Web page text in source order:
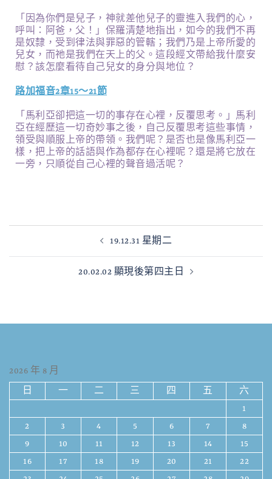
「因為你們是兒子，神就差他兒子的靈進入我們的心，
呼叫：阿爸，父！」保羅清楚地指出，如今的我們不再
是奴隸，受到律法與罪惡的管轄；我們乃是上帝所愛的
兒女，而祂是我們在天上的父。這段經文帶給我什麼安
慰？該怎麼看待自己兒女的身分與地位？
路加福音2章15～21節
「馬利亞卻把這一切的事存在心裡，反覆思考。」馬利
亞在經歷這一切奇妙事之後，自己反覆思考這些事情，
領受與順服上帝的帶領。我們呢？是否也是像馬利亞一
樣，把上帝的話語與作為都存在心裡呢？還是將它放在
一旁，只順從自己心裡的聲音過活呢？
19.12.31 星期二
20.02.02 顯現後第四主日
2026 年 8 月
日 一 二 三 四 五
六
1
2
3 4 5 6 7
8
9
10 11 12 13 14
15
16
17 18 19 20 21
22